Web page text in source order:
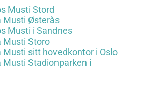
Musti Stord
Musti Østerås
Musti i Sandnes
Musti Storo
Musti sitt hovedkontor i Oslo
Musti Stadionparken i